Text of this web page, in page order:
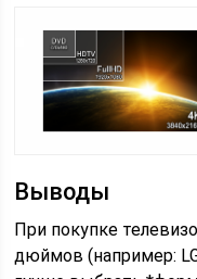
Выводы
При покупке
дюймов (например: